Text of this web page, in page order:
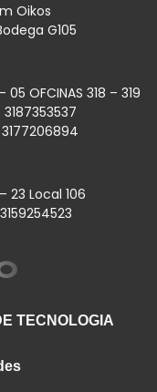
Oikos
G105
OFCINAS 318 – 319
23 Local 106
TECNOLOGIA